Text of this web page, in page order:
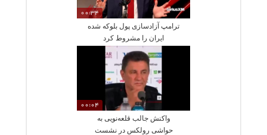
00:34
ترامپ آزادسازی پول بلوکه شده
ایران را مشروط کرد
00:04
واکنش جالب قلعه‌نویی به
حواشی رولکس در نشست